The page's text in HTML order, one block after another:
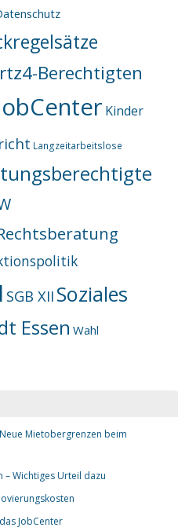
Berechtigten
Kinder
Langzeitarbeitslose
SGB XII Soziales
Essen Wahl
Neue Mietobergrenzen beim
– Wichtiges Urteil dazu
JobCenter